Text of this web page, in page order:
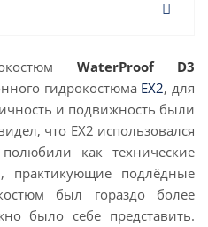
WaterProof D3
гидрокостюма EX2, для
и подвижность были
что EX2 использовался
как технические
практикующие подлёдные
был гораздо более
было себе представить.